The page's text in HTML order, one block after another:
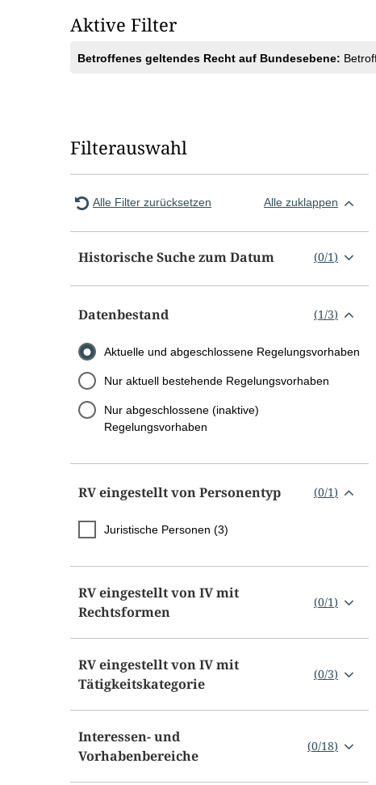
Aktive Filter
Betroffenes geltendes Recht auf Bundesebene:
Filterauswahl
Alle Filter zurücksetzen Alle zuklappen
Historische Suche zum Datum (0/1)
Datenbestand (1/3)
Aktuelle und abgeschlossene Regelungsvorhaben
Nur aktuell bestehende Regelungsvorhaben
Nur abgeschlossene (inaktive)
Regelungsvorhaben
RV eingestellt von Personentyp (0/1)
Juristische Personen (3)
RV eingestellt von IV mit
Rechtsformen
(0/1)
RV eingestellt von IV mit
Tätigkeitskategorie
(0/3)
Interessen- und
Vorhabenbereiche
(0/18)